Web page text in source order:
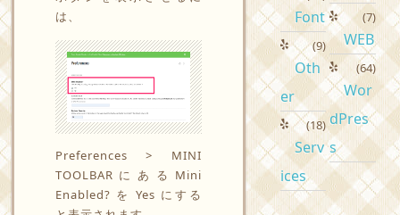
は、
Preferences > MINI
TOOLBARにあるMini
Enabled? を Yes にする
Font
Oth
er
(9)
Serv
ices
(18)
WEB
(7)
Wor
dPres
s
(64)